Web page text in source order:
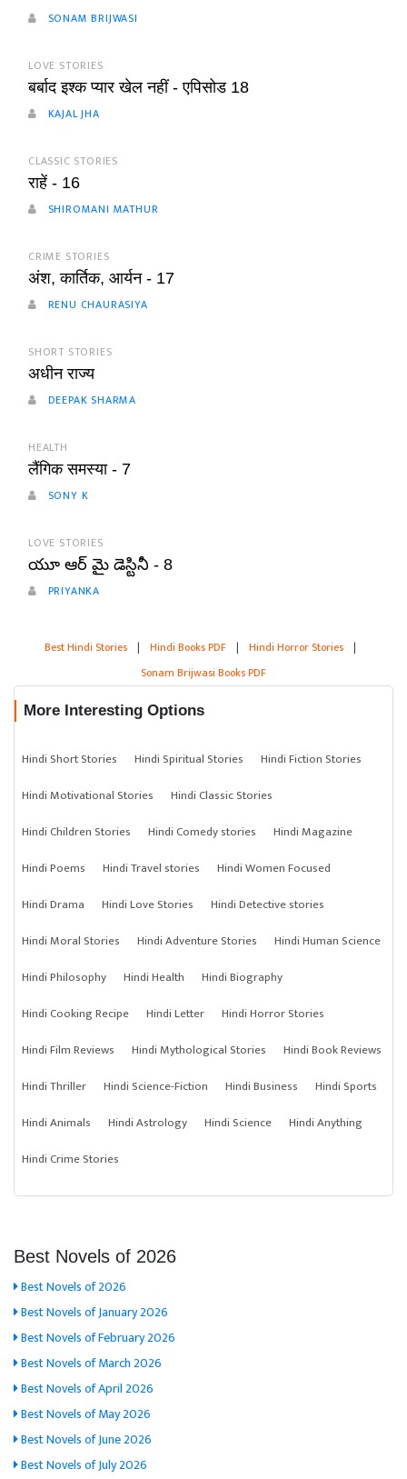
SONAM BRIJWASI
LOVE STORIES
बर्बाद इश्क प्यार खेल नहीं - एपिसोड 18
KAJAL JHA
CLASSIC STORIES
राहें - 16
SHIROMANI MATHUR
CRIME STORIES
अंश, कार्तिक, आर्यन - 17
RENU CHAURASIYA
SHORT STORIES
अधीन राज्य
DEEPAK SHARMA
HEALTH
लैंगिक समस्या - 7
SONY K
LOVE STORIES
యూ ఆర్ మై డెస్టినీ - 8
PRIYANKA
Best Hindi Stories | Hindi Books PDF | Hindi Horror Stories |
Sonam Brijwasi Books PDF
More Interesting Options
Hindi Short Stories Hindi Spiritual Stories
Hindi Fiction Stories
Hindi Motivational Stories
Hindi Classic Stories
Hindi Children Stories
Hindi Comedy stories
Hindi Magazine
Hindi Poems
Hindi Travel stories
Hindi Women Focused
Hindi Drama
Hindi Love Stories
Hindi Detective stories
Hindi Moral Stories
Hindi Adventure Stories
Hindi Human Science
Hindi Philosophy
Hindi Health
Hindi Biography
Hindi Cooking Recipe
Hindi Letter
Hindi Horror Stories
Hindi Film Reviews
Hindi Mythological Stories
Hindi Book Reviews
Hindi Thriller
Hindi Science-Fiction Hindi Business
Hindi Sports
Hindi Animals
Hindi Astrology Hindi Science
Hindi Anything
Hindi Crime Stories
Best Novels of 2026
Best Novels of 2026
Best Novels of January 2026
Best Novels of February 2026
Best Novels of March 2026
Best Novels of April 2026
Best Novels of May 2026
Best Novels of June 2026
Best Novels of July 2026